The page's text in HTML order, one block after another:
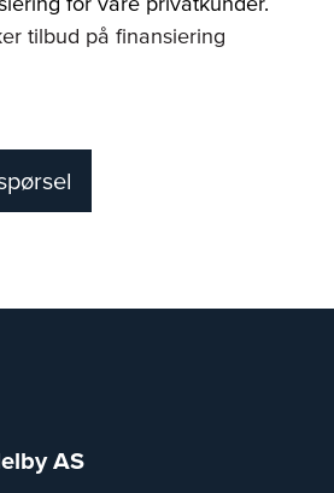
tilbud på finansiering
AS